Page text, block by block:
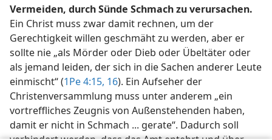
Vermeiden, durch Sünde Schmach zu verursachen.
Ein Christ muss zwar damit rechnen, um der
Gerechtigkeit willen geschmäht zu werden, aber er
sollte nie „als Mörder oder Dieb oder Übeltäter oder
als jemand leiden, der sich in die Sachen anderer Leute
einmischt“ (1Pe 4:15, 16). Ein Aufseher der
Christenversammlung muss unter anderem „ein
vortreffliches Zeugnis von Außenstehenden haben,
damit er nicht in Schmach ... gerate“. Dadurch soll